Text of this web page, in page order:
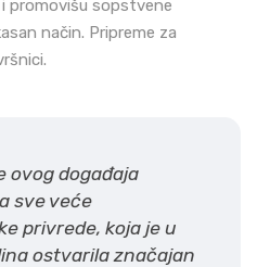
promovišu sopstvene
način. Pripreme za
ovog događaja
sve veće
privrede, koja je u
ostvarila značajan